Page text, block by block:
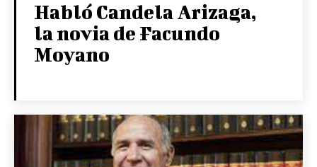
Habló Candela Arizaga,
la novia de Facundo
Moyano